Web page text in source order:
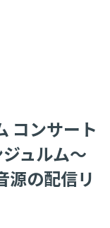
コンサート
ュルム～
源の配信リ